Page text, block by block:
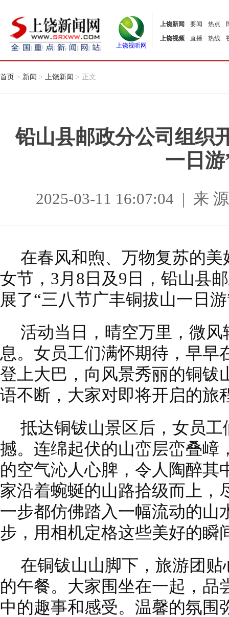
上饶视听网
上饶新闻 要闻 热点
上饶视频
直播 热线
首页 > 新闻 > 上饶新闻 > 正文
铅山县邮政分公司组织
一日
2025-03-11 16:07:04 | 来
在春风和煦、万物复苏的
女节，3月8日及9日，铅山县
展了“三八节广丰铜拔山一日
活动当日，晴空万里，微
息。女员工们满怀期待，早早
登上大巴，向风景秀丽的铜钹
语不断，大家对即将开启的旅
抵达铜钹山景区后，女员
撼。连绵起伏的山峦层峦叠嶂
的空气沁人心脾，令人陶醉其
家沿着蜿蜒的山路拾级而上，
一步都仿佛踏入一幅流动的山
步，用相机定格这些美好的瞬
在铜钹山山脚下，旅游团
的午餐。大家围坐在一起，品
中的趣事和感受。温馨的氛围